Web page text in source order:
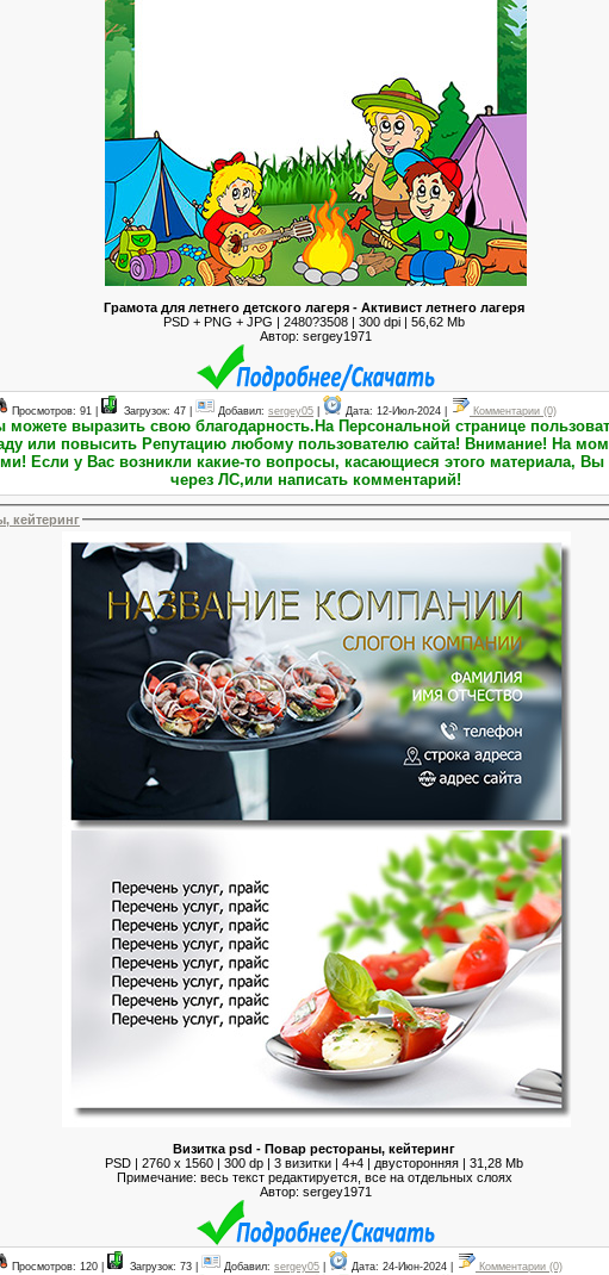
Грамота для летнего детского лагеря - Активист летнего лагеря
PSD + PNG + JPG | 2480?3508 | 300 dpi | 56,62 Mb
Автор: sergey1971
Просмотров: 91 | Загрузок: 47 | Добавил: sergey05 Дата: 12-Июл-2024 Комментарии (0)
Репутацию любому пользователю сайта! Внимание! На момент публикации материалов
Если у Вас возникли какие-то вопросы, касающиеся этого материала, Вы
через ЛС,или написать комментарий!
кейтеринг
Визитка psd - Повар рестораны, кейтеринг
PSD | 2760 x 1560 | 300 dp | 3 визитки | 4+4 | двусторонняя | 31,28 Mb
Примечание: весь текст редактируется, все на отдельных слоях
Автор: sergey1971
Просмотров: 120 | Загрузок: 73 | Добавил: sergey05 Дата: 24-Июн-2024 Комментарии (0)